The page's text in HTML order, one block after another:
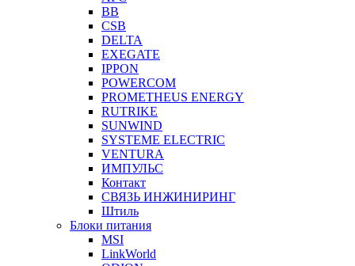
BB
CSB
DELTA
EXEGATE
IPPON
POWERCOM
PROMETHEUS ENERGY
RUTRIKE
SUNWIND
SYSTEME ELECTRIC
VENTURA
ИМПУЛЬС
Контакт
СВЯЗЬ ИНЖИНИРИНГ
Штиль
Блоки питания
MSI
LinkWorld